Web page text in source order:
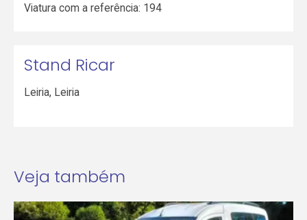
Viatura com a referência: 194
Stand Ricar
Leiria, Leiria
Veja também